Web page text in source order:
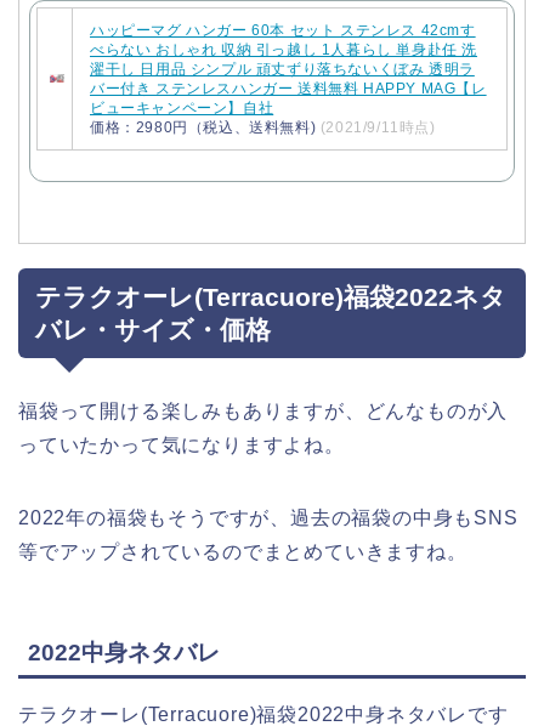
ハッピーマグ ハンガー 60本 セット ステンレス 42cmす
べらない おしゃれ 収納 引っ越し 1人暮らし 単身赴任 洗
濯干し 日用品 シンプル 頑丈ずり落ちないくぼみ 透明ラ
バー付き ステンレスハンガー 送料無料 HAPPY MAG【レ
ビューキャンペーン】自社
価格：2980円（税込、送料無料) (2021/9/11時点)
テラクオーレ(Terracuore)福袋2022ネタ
バレ・サイズ・価格
福袋って開ける楽しみもありますが、どんなものが入
っていたかって気になりますよね。
2022年の福袋もそうですが、過去の福袋の中身もSNS
等でアップされているのでまとめていきますね。
2022中身ネタバレ
テラクオーレ(Terracuore)福袋2022中身ネタバレです